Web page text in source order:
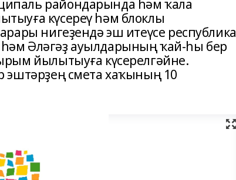
райондарында һәм ҡала
күсереү һәм блоклы
нигеҙендә эш итеүсе республика
Әләгәҙ ауылдарының ҡай-һы бер
йылытыуға күсерелгәйне.
эштәрҙең смета хаҡының 10